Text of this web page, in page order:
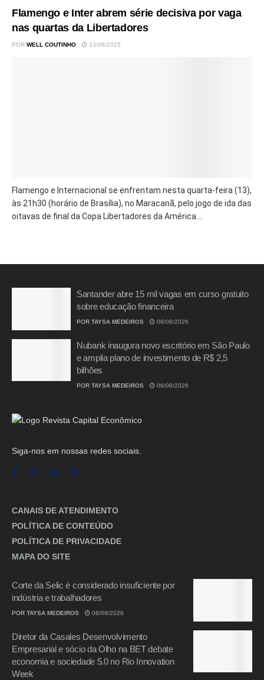
Flamengo e Inter abrem série decisiva por vaga
nas quartas da Libertadores
POR WELL COUTINHO 13/08/2025
Flamengo e Internacional se enfrentam nesta quarta-feira (13),
às 21h30 (horário de Brasília), no Maracanã, pelo jogo de ida das
oitavas de final da Copa Libertadores da América....
Santander abre 15 mil vagas em curso gratuito
sobre educação financeira
POR TAYSA MEDEIROS 06/08/2026
Nubank inaugura novo escritório em São Paulo
e amplia plano de investimento de R$ 2,5
bilhões
POR TAYSA MEDEIROS 06/08/2026
Siga-nos em nossas redes sociais.
CANAIS DE ATENDIMENTO
POLÍTICA DE CONTEÚDO
POLÍTICA DE PRIVACIDADE
MAPA DO SITE
Corte da Selic é considerado insuficiente por
indústria e trabalhadores
POR TAYSA MEDEIROS 06/08/2026
Diretor da Casales Desenvolvimento
Empresarial e sócio da Olho na BET debate
economia e sociedade 5.0 no Rio Innovation
Week